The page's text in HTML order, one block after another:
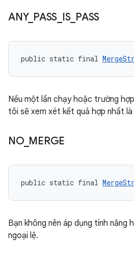
ANY_ PASS IS_ PASS
public static final
Nếu một lần chạy hoặc trường
tôi sẽ xem xét kết quả hợp nhất
NO_ MERGE
public static final
Bạn không nên áp dụng tính năng
ngoại lệ.